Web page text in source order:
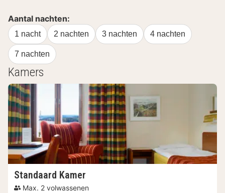
Aantal nachten:
1 nacht 2 nachten 3 nachten 4 nachten
7 nachten
Kamers
Standaard Kamer
Max. 2 volwassenen